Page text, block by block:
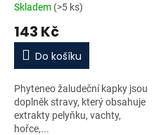
Skladem (>5 ks)
143 Kč
Do košíku
Phyteneo žaludeční kapky jsou
doplněk stravy, který obsahuje
extrakty pelyňku, vachty,
hořce,...